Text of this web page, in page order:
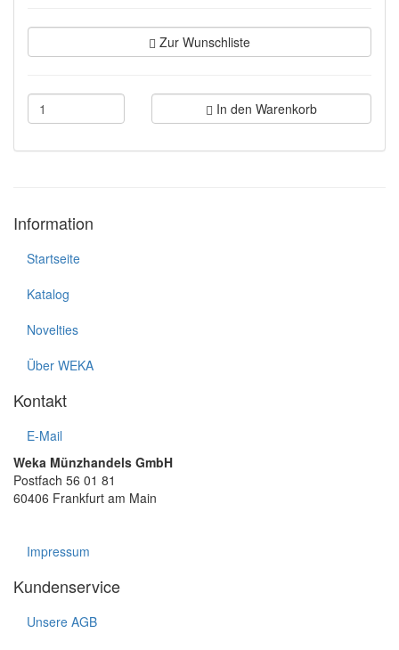
Zur Wunschliste
In den Warenkorb
Information
Startseite
Katalog
Novelties
Über WEKA
Kontakt
E-Mail
Weka Münzhandels GmbH
Postfach 56 01 81
60406 Frankfurt am Main
Impressum
Kundenservice
Unsere AGB